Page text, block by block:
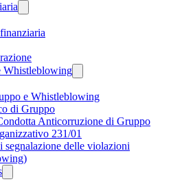
Whistleblowing
e Whistleblowing
di Gruppo
Anticorruzione di Gruppo
231/01
segnalazione delle violazioni